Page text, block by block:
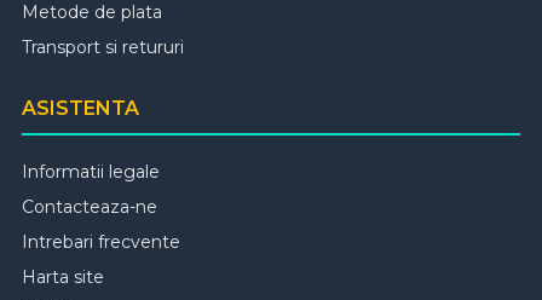
Metode de plata
Transport si retururi
ASISTENTA
Informatii legale
Contacteaza-ne
Intrebari frecvente
Harta site